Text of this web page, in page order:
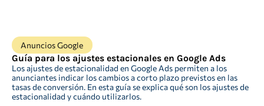
Anuncios Google
Guía para los ajustes estacionales en Google Ads
Los ajustes de estacionalidad en Google Ads permiten a los
anunciantes indicar los cambios a corto plazo previstos en las
tasas de conversión. En esta guía se explica qué son los ajustes de
estacionalidad y cuándo utilizarlos.